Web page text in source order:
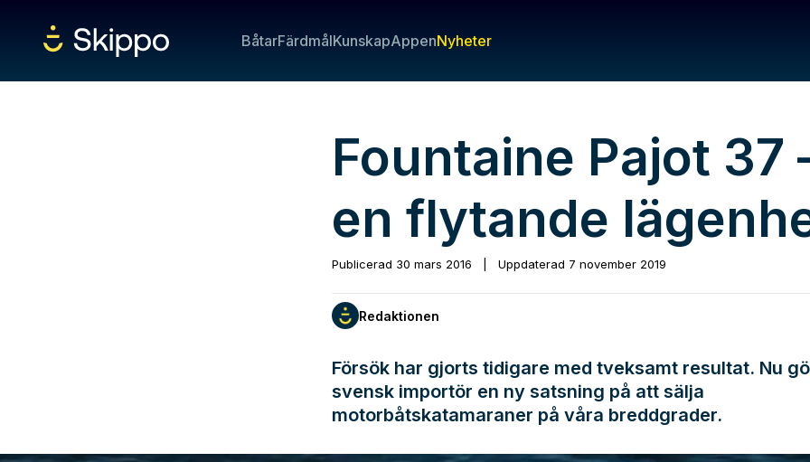
BåtarFärdmålKunskapAppenNyheter
Fountaine Pajot 37
en flytande
Publicerad 30 mars 2016 Uppdaterad 7 november 2019
Redaktionen
Försök har gjorts tidigare med tveksamt resultat. Nu
svensk importör en ny satsning på att sälja
motorbåtskatamaraner på våra breddgrader.